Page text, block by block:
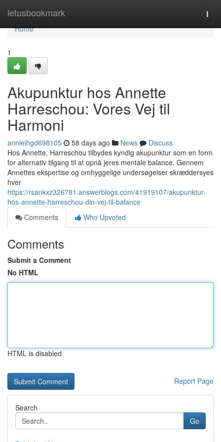
letusbookmark
Home
Home
1
Akupunktur hos Annette
Harreschou: Vores Vej til
Harmoni
annieihgd698105 58 days ago News
Discuss
Hos Annette, Harreschou tilbydes kyndig akupunktur som en form
for alternativ tilgang til at opnå jeres mentale balance. Gennem
Annettes ekspertise og omhyggelige undersøgelser skræddersyes
hver
https://rsankxz326781.answerblogs.com/41919107/akupunktur-
hos-annette-harreschou-din-vej-til-balance
Comments
Who Upvoted
Comments
Submit a Comment
No HTML
HTML is disabled
Report Page
Search
Go